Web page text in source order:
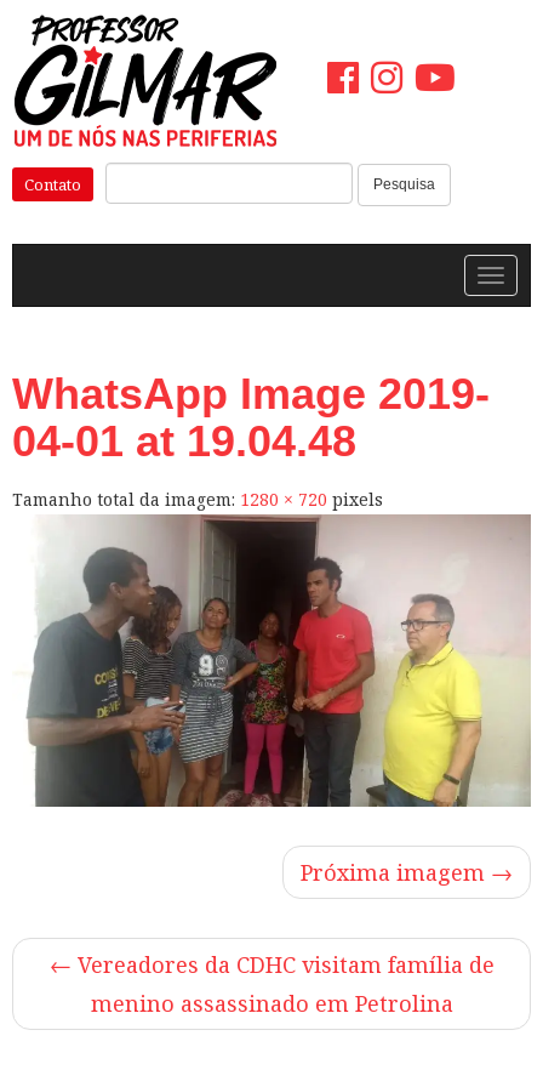
Pular
para
o
conteúdo
Pesquisa
Contato
WhatsApp Image 2019-
04-01 at 19.04.48
Tamanho total da imagem: 1280 × 720 pixels
Próxima imagem →
← Vereadores da CDHC visitam família de
menino assassinado em Petrolina